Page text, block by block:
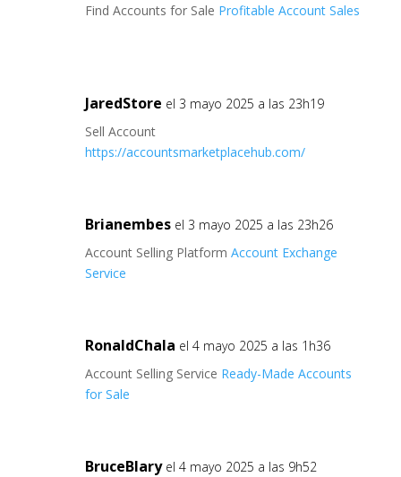
Find Accounts for Sale Profitable Account Sales
JaredStore el 3 mayo 2025 a las 23h19
Sell Account
https://accountsmarketplacehub.com/
Brianembes el 3 mayo 2025 a las 23h26
Account Selling Platform Account Exchange
Service
RonaldChala el 4 mayo 2025 a las 1h36
Account Selling Service Ready-Made Accounts
for Sale
BruceBlary el 4 mayo 2025 a las 9h52